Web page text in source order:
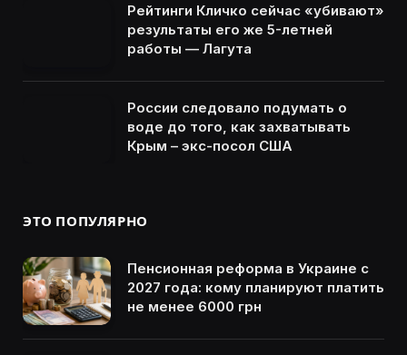
Рейтинги Кличко сейчас «убивают»
результаты его же 5-летней
работы — Лагута
России следовало подумать о
воде до того, как захватывать
Крым – экс-посол США
ЭТО ПОПУЛЯРНО
Пенсионная реформа в Украине с
2027 года: кому планируют платить
не менее 6000 грн